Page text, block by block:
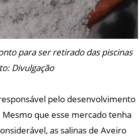
para ser retirado das piscinas
Divulgação
pelo desenvolvimento
que esse mercado tenha
as salinas de Aveiro